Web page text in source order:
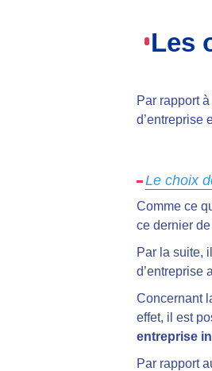
Les
Par rapport
d’entreprise
Le choix
Comme ce
ce dernier
Par la suite,
d’entreprise
Concernant
effet, il est
entreprise
Par rapport